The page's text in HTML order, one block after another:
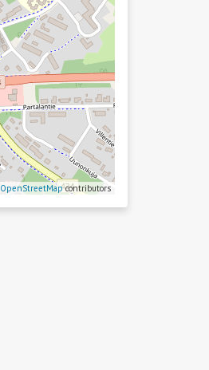
OpenStreetMapcontributors